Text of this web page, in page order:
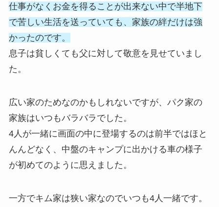
仕事がなくお金を得ることが出来ない中で半地下
で苦しい生活を送っていても、家族の絆だけは強
かったのです。
息子は貧しくても父に対して敬意を見せていまし
た。
広い家のためなのかもしれないですが、パク家の
家族はいつもバラバラでした。
4人が一緒に画面の中に登場するのは前半ではほと
んんどなく、中盤のキャンプに出かける車の様子
が初めてのように思えました。
一方でキム家は狭い家なのでいつも4人一緒です。